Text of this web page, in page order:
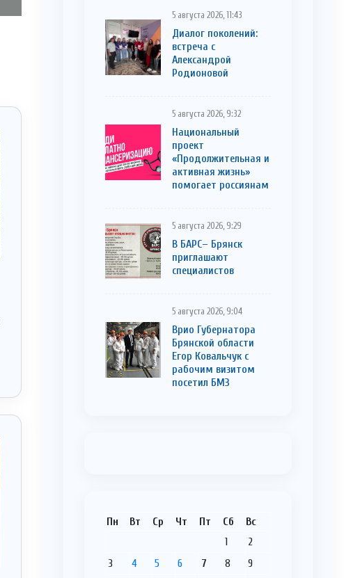
5 августа 2026, 11:43
Диалог поколений:
встреча с
Александрой
Родионовой
5 августа 2026, 9:32
Национальный
проект
«Продолжительная и
активная жизнь»
помогает россиянам
5 августа 2026, 9:29
В БАРС– Брянcк
приглaшают
cпециaлистoв
5 августа 2026, 9:04
Врио Губернатора
Брянской области
Егор Ковальчук с
рабочим визитом
посетил БМЗ
Пн Вт Ср Чт Пт Сб Вс
1
2
3
4 5 6 7 8
9